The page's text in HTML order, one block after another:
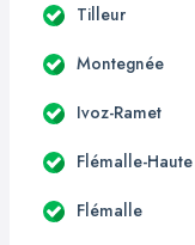
Tilleur
Montegnée
Ivoz-Ramet
Flémalle-Haute
Flémalle